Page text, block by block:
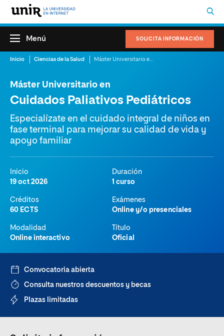
SOLICITA INFORMACIÓN
Menú
Inicio Ciencias de la Salud
Máster Universitario en
Cuidados Paliativos Pediátricos
Especialízate en el cuidado integral de niños en
fase terminal para mejorar su calidad de vida y
apoyo familiar
Inicio
19 oct 2026
Duración
1 curso
Créditos
60 ECTS
Exámenes
Online y/o presenciales
Modalidad
Online interactivo
Título
Oficial
Convocatoria abierta
Consulta nuestros descuentos y becas
Plazas limitadas